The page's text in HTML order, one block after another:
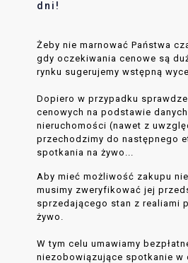
dni!
Żeby nie marnować Państwa
gdy oczekiwania cenowe są
rynku sugerujemy wstępną
Dopiero w przypadku
cenowych na podstawie
nieruchomości (nawet z
przechodzimy do następnego
spotkania na żywo...
Aby mieć możliwość zakupu
musimy zweryfikować jej
sprzedającego stan z realiami
żywo.
W tym celu umawiamy
niezobowiązujące spotkanie w